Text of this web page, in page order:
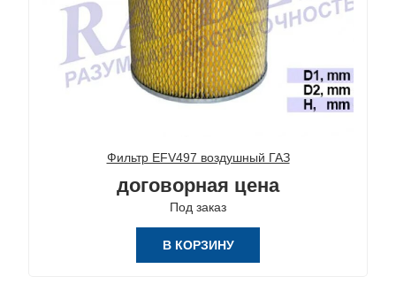
Фильтр EFV497 воздушный ГАЗ
договорная цена
Под заказ
В КОРЗИНУ